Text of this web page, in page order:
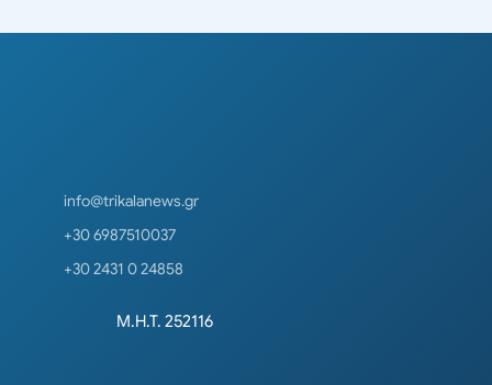
info@trikalanews.gr
+30 6987510037
+30 2431 0 24858
Μ.Η.Τ. 252116